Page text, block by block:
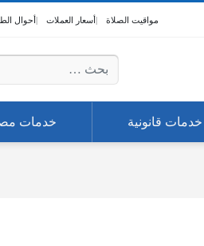
مواقيت الصلاة أسعار العملات أحوال
البحث عن:
خدمات قانونية خدمات